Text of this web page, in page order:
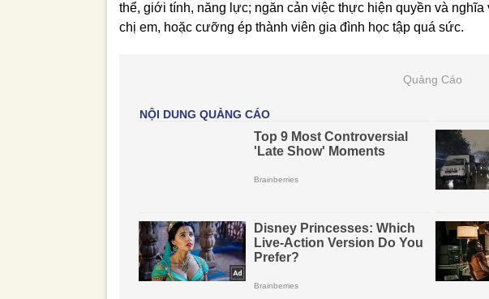
thể, giới tính, năng lực; ngăn cản việc thực hiện quyền và
chị em, hoặc cưỡng ép thành viên gia đình học tập quá sức.
Quảng Cáo